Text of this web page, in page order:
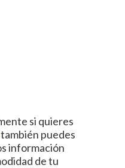
si quieres
también puedes
información
de tu